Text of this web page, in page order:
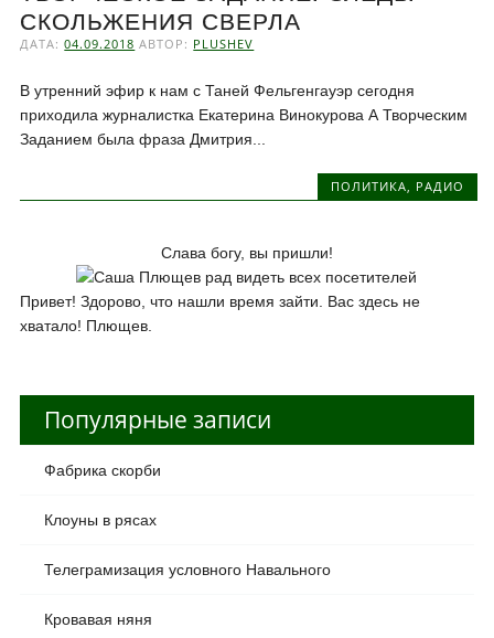
СКОЛЬЖЕНИЯ СВЕРЛА
ДАТА:04.09.2018 АВТОР: PLUSHEV
В утренний эфир к нам с Таней Фельгенгауэр сегодня
приходила журналистка Екатерина Винокурова А Творческим
Заданием была фраза Дмитрия...
ПОЛИТИКА, РАДИО
Слава богу, вы пришли!
Привет! Здорово, что нашли время зайти. Вас здесь не
хватало! Плющев.
Популярные записи
Фабрика скорби
Клоуны в рясах
Телеграмизация условного Навального
Кровавая няня